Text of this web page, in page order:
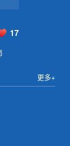
17
更多+